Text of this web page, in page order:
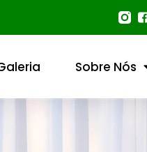
Sobre Nós